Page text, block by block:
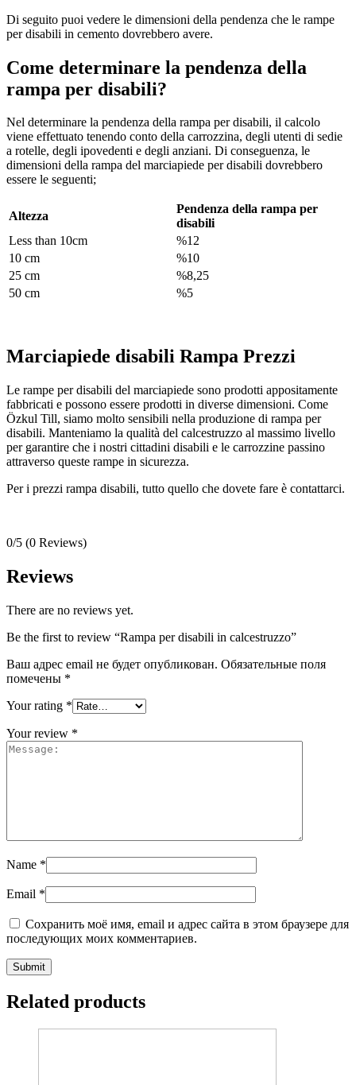
Di seguito puoi vedere le dimensioni della pendenza che le rampe
per disabili in cemento dovrebbero avere.
Come determinare la pendenza della
rampa per disabili?
Nel determinare la pendenza della rampa per disabili, il calcolo
viene effettuato tenendo conto della carrozzina, degli utenti di sedie
a rotelle, degli ipovedenti e degli anziani. Di conseguenza, le
dimensioni della rampa del marciapiede per disabili dovrebbero
essere le seguenti;
Altezza
Pendenza della rampa per
disabili
Less than 10cm
%12
10 cm
%10
25 cm
%8,25
50 cm
%5
Marciapiede disabili Rampa Prezzi
Le rampe per disabili del marciapiede sono prodotti appositamente
fabbricati e possono essere prodotti in diverse dimensioni. Come
Özkul Till, siamo molto sensibili nella produzione di rampa per
disabili. Manteniamo la qualità del calcestruzzo al massimo livello
per garantire che i nostri cittadini disabili e le carrozzine passino
attraverso queste rampe in sicurezza.
Per i prezzi rampa disabili, tutto quello che dovete fare è contattarci.
0/5 (0 Reviews)
Reviews
There are no reviews yet.
Be the first to review “Rampa per disabili in calcestruzzo”
Ваш адрес email не будет опубликован. Обязательные поля
помечены *
Your rating *
Your review *
Name *
Email *
Сохранить моё имя, email и адрес сайта в этом браузере для
последующих моих комментариев.
Related products